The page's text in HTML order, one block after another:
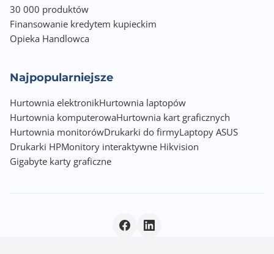
30 000 produktów
Finansowanie kredytem kupieckim
Opieka Handlowca
Najpopularniejsze
Hurtownia elektronikHurtownia laptopów
Hurtownia komputerowaHurtownia kart graficznych
Hurtownia monitorówDrukarki do firmyLaptopy ASUS
Drukarki HPMonitory interaktywne Hikvision
Gigabyte karty graficzne